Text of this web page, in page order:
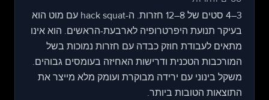
3–4 סטים של 8–12 חזרות. ה-hack squat עם מוט הוא
בעיקר תנועת היפרטרופיה לארבעת-הראשים. הוא אינו
מתאים לעבודת חוזק כבדה עם חזרות נמוכות בשל
המורכבות הטכנית ודרישות האחיזה בעומסים גבוהים.
משקל בינוני עם ירידה מבוקרת ועומק מלא מייצר את
התוצאות הטובות ביותר.